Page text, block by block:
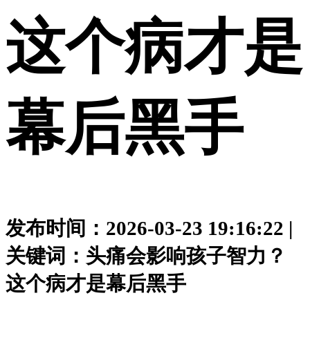
这个病才是
幕后黑手
发布时间：2026-03-23 19:16:22 |
关键词：头痛会影响孩子智力？
这个病才是幕后黑手